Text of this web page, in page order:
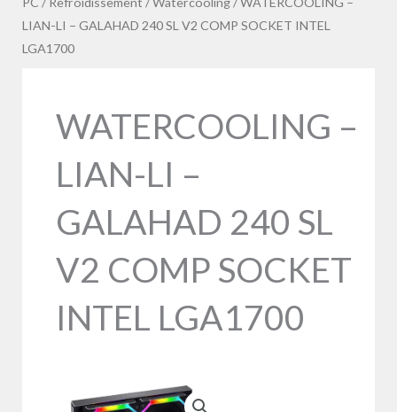
LIAN-LI – GALAHAD 240 SL V2 COMP SOCKET INTEL
LGA1700
WATERCOOLING –
LIAN-LI –
GALAHAD 240 SL
V2 COMP SOCKET
INTEL LGA1700